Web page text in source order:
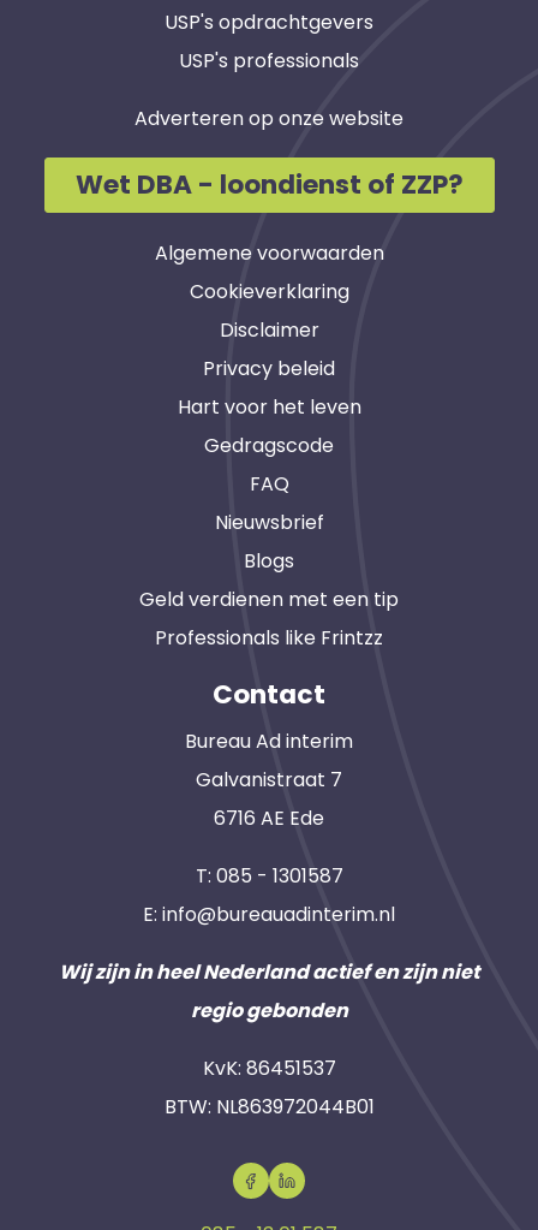
USP's opdrachtgevers
USP's professionals
Adverteren op onze website
Wet DBA - loondienst of ZZP?
Algemene voorwaarden
Cookieverklaring
Disclaimer
Privacy beleid
Hart voor het leven
Gedragscode
FAQ
Nieuwsbrief
Blogs
Geld verdienen met een tip
Professionals like Frintzz
Contact
Bureau Ad interim
Galvanistraat 7
6716 AE Ede
T: 085 - 1301587
E: info@bureauadinterim.nl
Wij zijn in heel Nederland actief en zijn niet
regio gebonden
KvK: 86451537
BTW: NL863972044B01